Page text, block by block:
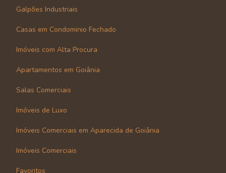
Galpões Industriais
Casas em Condominio Fechado
Imóveis com Alta Procura
Apartamentos em Goiânia
Salas Comerciais
Imóveis de Luxo
Imóveis Comerciais em Aparecida de Goiânia
Imóveis Comerciais
Favoritos